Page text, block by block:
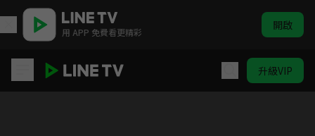
用 APP 免費看更精彩 開啟
升級VIP